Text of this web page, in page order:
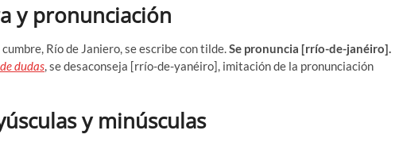
y pronunciación
Río de Janiero, se escribe con tilde.Se pronuncia [rrío-de-janéiro].
dudas, se desaconseja [rrío-de-yanéiro], imitación de la pronunciación
y minúsculas